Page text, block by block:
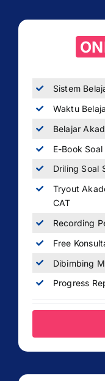
Sistem
Waktu
Belajar
E-Book
Driling Soal
Tryout
CAT
Recording
Free
Dibimbing
Progress